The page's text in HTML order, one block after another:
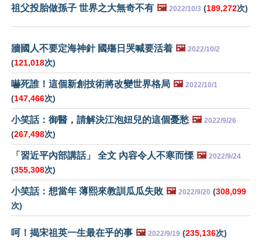
祖父投胎做孫子 世界之大無奇不有 🖼️ 2022/10/3 (189,272次)
牆國人不要定海神針 國殤日哭喊要活着 🖼️ 2022/10/2
(121,018次)
嚇死誰！這個新創技術將改變世界格局 🖼️ 2022/10/1
(147,466次)
小笑話：御醫，請解決江泡妞兒的這個憂愁 🖼️ 2022/9/26
(267,498次)
「習近平內部講話」 全文 內容令人不寒而慄 🖼️ 2022/9/24
(355,308次)
小笑話：想當年 薄熙來教訓瓜瓜失敗 🖼️ 2022/9/20 (308,099
次)
呵！揭宋祖英一生最在乎的事 🖼️ 2022/9/19 (235,136次)